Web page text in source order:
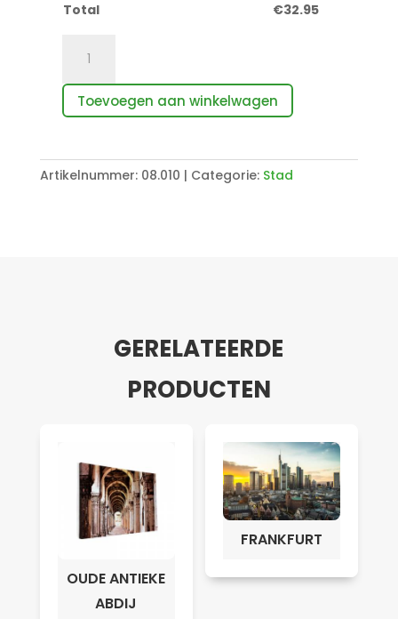
Total
€32.95
aantal
Toevoegen aan winkelwagen
Artikelnummer: 08.010 Categorie: Stad
GERELATEERDE
PRODUCTEN
OUDE ANTIEKE
ABDIJ
FRANKFURT